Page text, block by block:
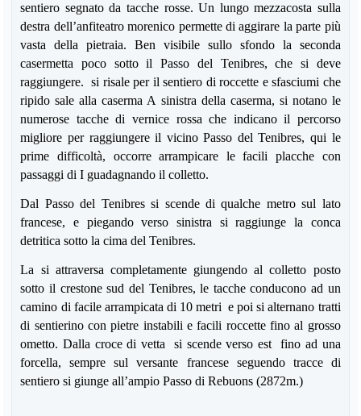
sentiero segnato da tacche rosse. Un lungo mezzacosta sulla
destra dell’anfiteatro morenico permette di aggirare la parte più
vasta della pietraia. Ben visibile sullo sfondo la seconda
casermetta poco sotto il Passo del Tenibres, che si deve
raggiungere. si risale per il sentiero di roccette e sfasciumi che
ripido sale alla caserma A sinistra della caserma, si notano le
numerose tacche di vernice rossa che indicano il percorso
migliore per raggiungere il vicino Passo del Tenibres, qui le
prime difficoltà, occorre arrampicare le facili placche con
passaggi di I guadagnando il colletto.
Dal Passo del Tenibres si scende di qualche metro sul lato
francese, e piegando verso sinistra si raggiunge la conca
detritica sotto la cima del Tenibres.
La si attraversa completamente giungendo al colletto posto
sotto il crestone sud del Tenibres, le tacche conducono ad un
camino di facile arrampicata di 10 metri e poi si alternano tratti
di sentierino con pietre instabili e facili roccette fino al grosso
ometto. Dalla croce di vetta si scende verso est fino ad una
forcella, sempre sul versante francese seguendo tracce di
sentiero si giunge all’ampio Passo di Rebuons (2872m.)